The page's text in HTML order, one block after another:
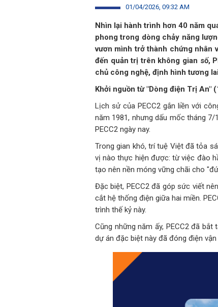
01/04/2026, 09:32 AM
Nhìn lại hành trình hơn 40 năm
phong trong dòng chảy năng
vươn mình trở thành chứng nhân
đến quản trị trên không gian số,
chủ công nghệ, định hình tương
Khởi nguồn từ "Dòng điện Trị An"
Lịch sử của PECC2 gắn liền với
năm 1981, nhưng dấu mốc tháng
PECC2 ngày nay.
Trong gian khó, trí tuệ Việt đã tỏa
vị nào thực hiện được: từ việc đào
tạo nên nền móng vững chãi cho
Đặc biệt, PECC2 đã góp sức viết
cắt hệ thống điện giữa hai miền.
trình thế kỷ này.
Cũng những năm ấy, PECC2 đã
dự án đặc biệt này đã đóng điện vận